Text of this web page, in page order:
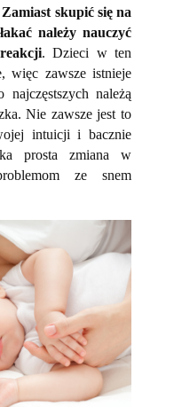
Zamiast skupić się na
należy nauczyć
. Dzieci w ten
więc zawsze istnieje
należą
Nie zawsze jest to
intuicji i bacznie
prosta zmiana w
ze snem